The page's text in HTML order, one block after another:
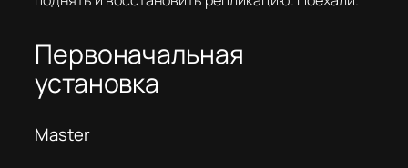
Первоначальная
установка
Master